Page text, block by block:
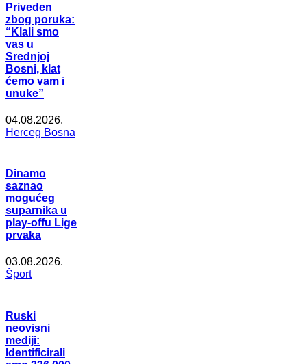
Priveden
zbog poruka:
“Klali smo
vas u
Srednjoj
Bosni, klat
ćemo vam i
unuke”
04.08.2026.
Herceg Bosna
Dinamo
saznao
mogućeg
suparnika u
play-offu Lige
prvaka
03.08.2026.
Šport
Ruski
neovisni
mediji:
Identificirali